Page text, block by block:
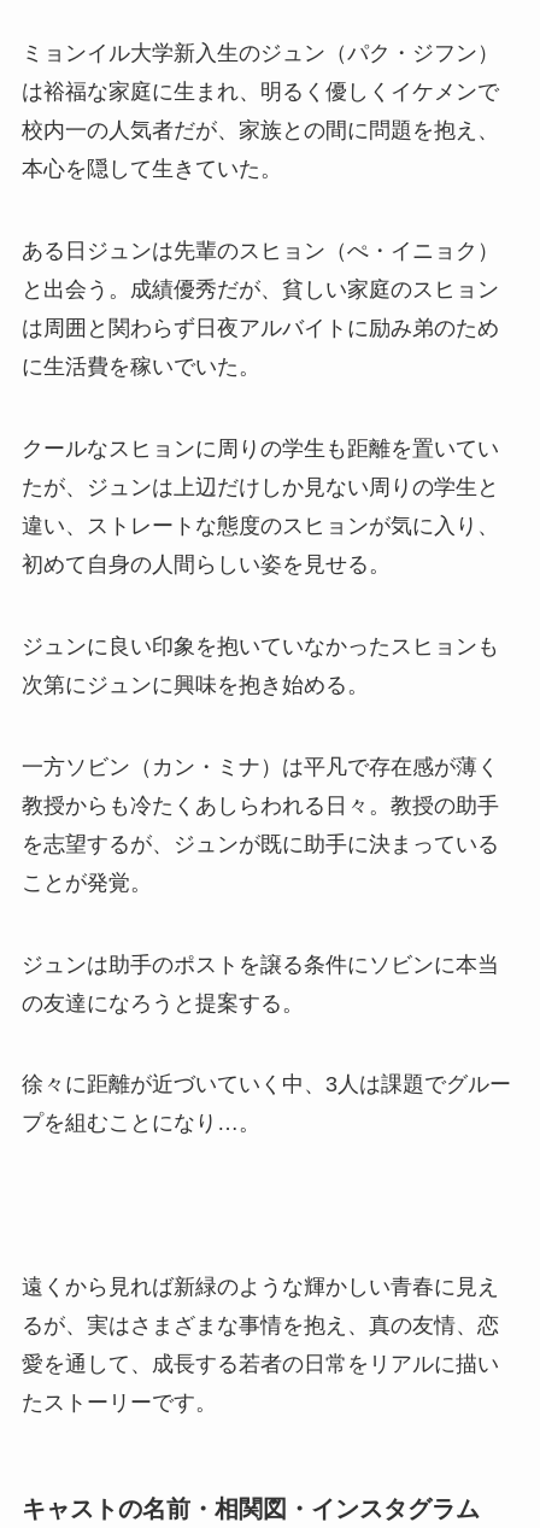
ミョンイル大学新入生のジュン（パク・ジフン）
は裕福な家庭に生まれ、明るく優しくイケメンで
校内一の人気者だが、家族との間に問題を抱え、
本心を隠して生きていた。
ある日ジュンは先輩のスヒョン（ぺ・イニョク）
と出会う。成績優秀だが、貧しい家庭のスヒョン
は周囲と関わらず日夜アルバイトに励み弟のため
に生活費を稼いでいた。
クールなスヒョンに周りの学生も距離を置いてい
たが、ジュンは上辺だけしか見ない周りの学生と
違い、ストレートな態度のスヒョンが気に入り、
初めて自身の人間らしい姿を見せる。
ジュンに良い印象を抱いていなかったスヒョンも
次第にジュンに興味を抱き始める。
一方ソビン（カン・ミナ）は平凡で存在感が薄く
教授からも冷たくあしらわれる日々。教授の助手
を志望するが、ジュンが既に助手に決まっている
ことが発覚。
ジュンは助手のポストを譲る条件にソビンに本当
の友達になろうと提案する。
徐々に距離が近づいていく中、3人は課題でグルー
プを組むことになり…。
遠くから見れば新緑のような輝かしい青春に見え
るが、実はさまざまな事情を抱え、真の友情、恋
愛を通して、成長する若者の日常をリアルに描い
たストーリーです。
キャストの名前・相関図・インスタグラム